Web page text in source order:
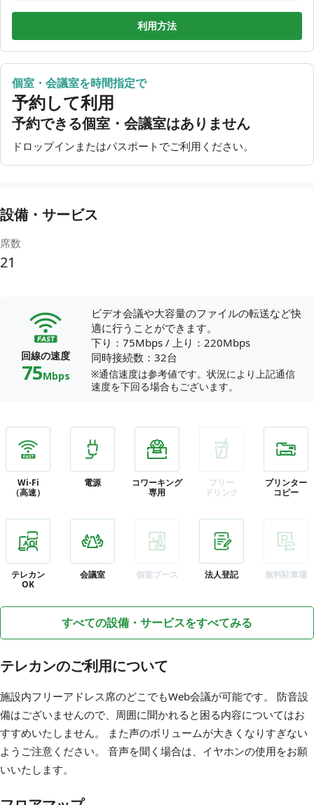
07:00〜22:00
8月12日（水）
07:00〜22:00
8月13日（木）
07:00〜22:00
8月14日（金）
07:00〜22:00
8月15日（土）
利用方法
個室・会議室を時間指定で
予約して利用
予約できる個室・会議室はありません
ドロップインまたはパスポートでご利用ください。
設備・サービス
席数
21
回線の速度
75Mbps
ビデオ会議や大容量のファイルの転送など快
適に行うことができます。
下り：75Mbps / 上り：220Mbps
同時接続数：32台
※通信速度は参考値です。状況により上記通信
速度を下回る場合もございます。
Wi-Fi
（高速）
電源
コワーキング
専用
フリー
ドリンク
プリンター
コピー
テレカン
OK
会議室 個室ブース 法人登記 無料駐車場
すべての設備・サービスをすべてみる
テレカンのご利用について
施設内フリーアドレス席のどこでもWeb会議が可能です。 防音設
備はございませんので、周囲に聞かれると困る内容についてはお
すすめいたしません。 また声のボリュームが大きくなりすぎない
ようご注意ください。 音声を聞く場合は、イヤホンの使用をお願
いいたします。